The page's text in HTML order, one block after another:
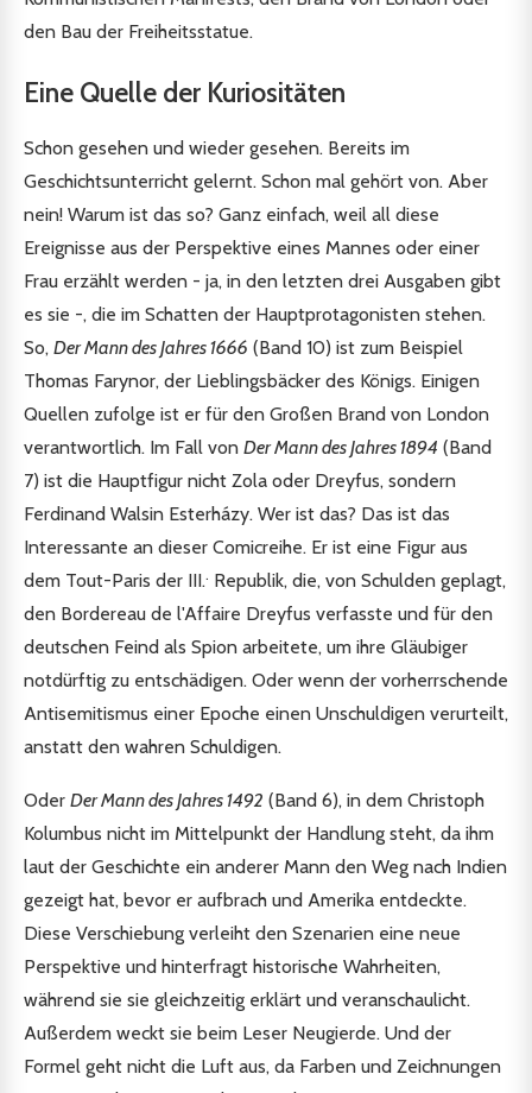
den Bau der Freiheitsstatue.
Eine Quelle der Kuriositäten
Schon gesehen und wieder gesehen. Bereits im
Geschichtsunterricht gelernt. Schon mal gehört von. Aber
nein! Warum ist das so? Ganz einfach, weil all diese
Ereignisse aus der Perspektive eines Mannes oder einer
Frau erzählt werden - ja, in den letzten drei Ausgaben gibt
es sie -, die im Schatten der Hauptprotagonisten stehen.
So, Der Mann des Jahres 1666 (Band 10) ist zum Beispiel
Thomas Farynor, der Lieblingsbäcker des Königs. Einigen
Quellen zufolge ist er für den Großen Brand von London
verantwortlich. Im Fall von Der Mann des Jahres 1894 (Band
7) ist die Hauptfigur nicht Zola oder Dreyfus, sondern
Ferdinand Walsin Esterházy. Wer ist das? Das ist das
Interessante an dieser Comicreihe. Er ist eine Figur aus
dem Tout-Paris der III.. Republik, die, von Schulden geplagt,
den Bordereau de l'Affaire Dreyfus verfasste und für den
deutschen Feind als Spion arbeitete, um ihre Gläubiger
notdürftig zu entschädigen. Oder wenn der vorherrschende
Antisemitismus einer Epoche einen Unschuldigen verurteilt,
anstatt den wahren Schuldigen.
Oder Der Mann des Jahres 1492 (Band 6), in dem Christoph
Kolumbus nicht im Mittelpunkt der Handlung steht, da ihm
laut der Geschichte ein anderer Mann den Weg nach Indien
gezeigt hat, bevor er aufbrach und Amerika entdeckte.
Diese Verschiebung verleiht den Szenarien eine neue
Perspektive und hinterfragt historische Wahrheiten,
während sie sie gleichzeitig erklärt und veranschaulicht.
Außerdem weckt sie beim Leser Neugierde. Und der
Formel geht nicht die Luft aus, da Farben und Zeichnungen